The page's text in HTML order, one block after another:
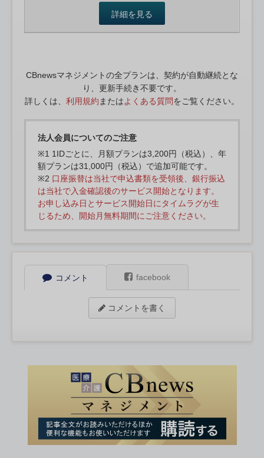
詳細を見る
CBnewsマネジメントの全プランは、契約が自動継続とな
り、更新手続き不要です。
詳しくは、 利用規約 またはよくある質問をご覧ください。
法人会員についてのご注意
※1 1IDごとに、月額プランは3,200円（税込）、年
額プランは31,000円（税込）で追加可能です。
※2 口座振替は当社で申込書類を受領後、銀行振込
は当社で入金確認後のサービス開始となります。
お申し込み日とサービス開始日にタイムラグが生
じるため、開始月無料期間にご注意ください。
コメント facebook
コメントを書く